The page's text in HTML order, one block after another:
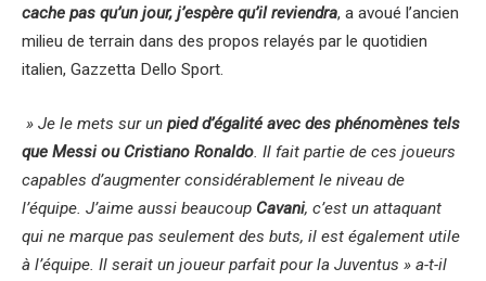
cache pas qu’un jour, j’espère qu’il reviendra, a avoué l’ancien
milieu de terrain dans des propos relayés par le quotidien
italien, Gazzetta Dello Sport.
» Je le mets sur un pied d’égalité avec des phénomènes tels
que Messi ou Cristiano Ronaldo. Il fait partie de ces joueurs
capables d’augmenter considérablement le niveau de
l’équipe. J’aime aussi beaucoup Cavani, c’est un attaquant
qui ne marque pas seulement des buts, il est également utile
à l’équipe. Il serait un joueur parfait pour la Juventus » a-t-il